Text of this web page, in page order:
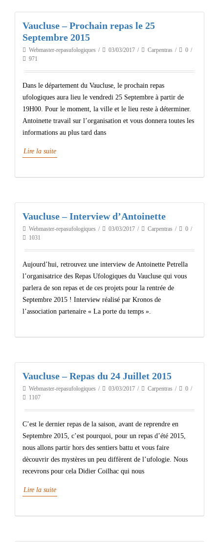
Vaucluse – Prochain repas le 25
Septembre 2015
Webmaster-repasufologiques 03/03/2017 Carpentras
0
971
Dans le département du Vaucluse, le prochain repas
ufologiques aura lieu le vendredi 25 Septembre à partir de
19H00. Pour le moment, la ville et le lieu reste à déterminer.
Antoinette travail sur l’organisation et vous donnera toutes les
informations au plus tard dans
Lire la suite
Vaucluse – Interview d’Antoinette
Webmaster-repasufologiques 03/03/2017 Carpentras
0
1031
Aujourd’hui, retrouvez une interview de Antoinette Petrella
l’organisatrice des Repas Ufologiques du Vaucluse qui vous
parlera de son repas et de ces projets pour la rentrée de
Septembre 2015 ! Interview réalisé par Kronos de
l’association partenaire « La porte du temps ».
Vaucluse – Repas du 24 Juillet 2015
Webmaster-repasufologiques 03/03/2017 Carpentras
0
1107
C’est le dernier repas de la saison, avant de reprendre en
Septembre 2015, c’est pourquoi, pour un repas d’été 2015,
nous allons partir hors des sentiers battu et vous faire
dècouvrir des mystères un peu diffèrent de l’ufologie. Nous
recevrons pour cela Didier Coilhac qui nous
Lire la suite